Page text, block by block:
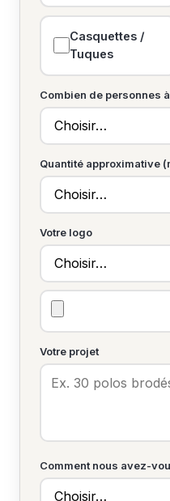
Casquettes /
Tuques
Combien de personnes
Quantité approximative
Votre logo
Votre projet
Comment nous avez-